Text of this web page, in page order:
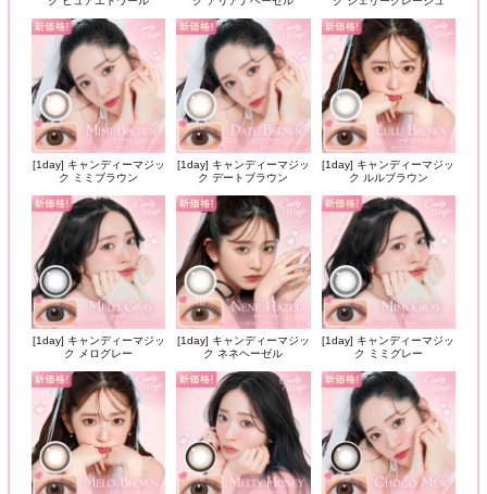
[1day] キャンディーマジッ
ク ミミブラウン
[1day] キャンディーマジッ
ク デートブラウン
[1day] キャンディーマジッ
ク ルルブラウン
[1day] キャンディーマジッ
ク メログレー
[1day] キャンディーマジッ
ク ネネヘーゼル
[1day] キャンディーマジッ
ク ミミグレー